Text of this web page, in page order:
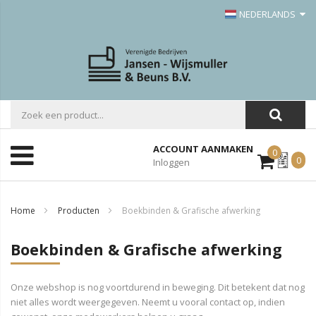
NEDERLANDS
ACCOUNT AANMAKEN
Inloggen
0Mijn
Offerte
0
Home Producten Boekbinden & Grafische afwerking
Boekbinden & Grafische afwerking
Onze webshop is nog voortdurend in beweging. Dit betekent dat nog
niet alles wordt weergegeven. Neemt u vooral contact op, indien